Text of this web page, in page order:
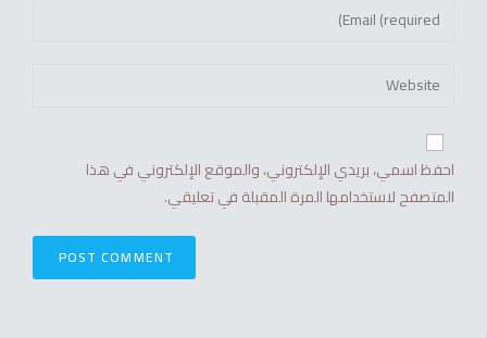
احفظ اسمي، بريدي الإلكتروني، والموقع الإلكتروني في هذا
المتصفح لاستخدامها المرة المقبلة في تعليقي.